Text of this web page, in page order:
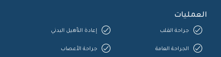
العمليات
جراحة القلب
الجراحة العامة
إعادة التأهيل البدني
جراحة الأعصاب